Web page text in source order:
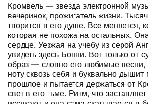
Кромвель — звезда электронной
вечеринок, прожигатель жизни.
творится в его душе. Все меняется,
которая не похожа на остальных.
сердце. Уезжая на учебу из серой
увидеть здесь Бонни. Вот только от
образ — словно его любимые песни,
ноту сквозь себя и буквально
прошлое и пытается держаться от
свет в его тьме. Ритм, что